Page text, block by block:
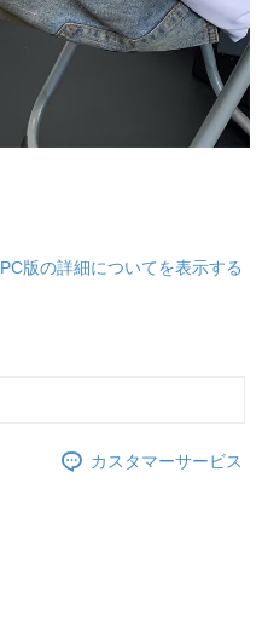
PC版の詳細についてを表示する
カスタマーサービス